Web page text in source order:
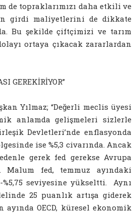
de topraklarımızı daha etkili ve
girdi maliyetlerini de dikkate
Bu şekilde çiftçimizi ve tarım
ortaya çıkacak zararlardan
GEREKİRİYOR”
Yılmaz; “Değerli meclis üyesi
anlamda gelişmeleri sizlerle
Devletleri’nde enflasyonda
ise %5,3 civarında. Ancak
gerek fed gerekse Avrupa
Malum fed, temmuz ayındaki
seviyesine yükseltti. Aynı
25 puanlık artışa giderek
OECD, küresel ekonomik